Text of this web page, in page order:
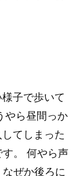
子で歩いて
やら昼間っか
てしまった
す。 何やら声
ぜか後ろに